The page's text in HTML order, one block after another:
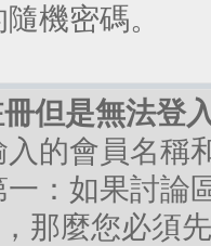
機密碼。
但是無法登
的會員名稱
：如果討論
那麼您必須